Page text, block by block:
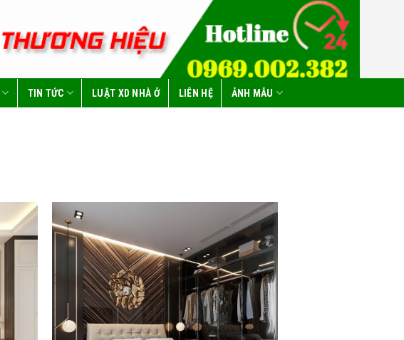
TIN TỨC LUẬT XD NHÀ Ở LIÊN HỆ ẢNH MẪU